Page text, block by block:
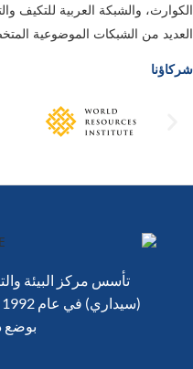
الكوارث، والشبكة العربية للتكيف
العديد من الشبكات الموضوعية
شركاؤنا
تأسس مركز البيئة
بوضع